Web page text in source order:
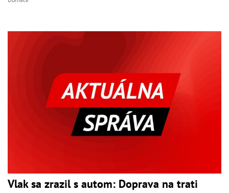
Vlak sa zrazil s autom: Doprava na trati